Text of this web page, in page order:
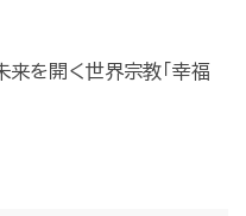
を開く世界宗教「幸福